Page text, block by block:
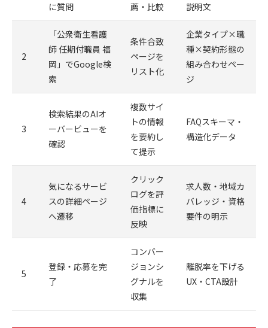
に質問
薦・比較
説明文
2
「公衆衛生看護
師 任期付職員 福
岡」でGoogle検
索
条件合致
ページを
リスト化
企業タイプ×職
種×契約形態の
組み合わせペー
ジ
3
検索結果のAIオ
ーバービューを
確認
複数サイ
トの情報
を要約し
て提示
FAQスキーマ・
構造化データ
4
気になるサービ
スの詳細ページ
へ遷移
クリック
ログを評
価指標に
反映
求人数・地域カ
バレッジ・資格
要件の明示
5
登録・応募を完
了
コンバー
ジョンシ
グナルを
収集
離脱率を下げる
UX・CTA設計